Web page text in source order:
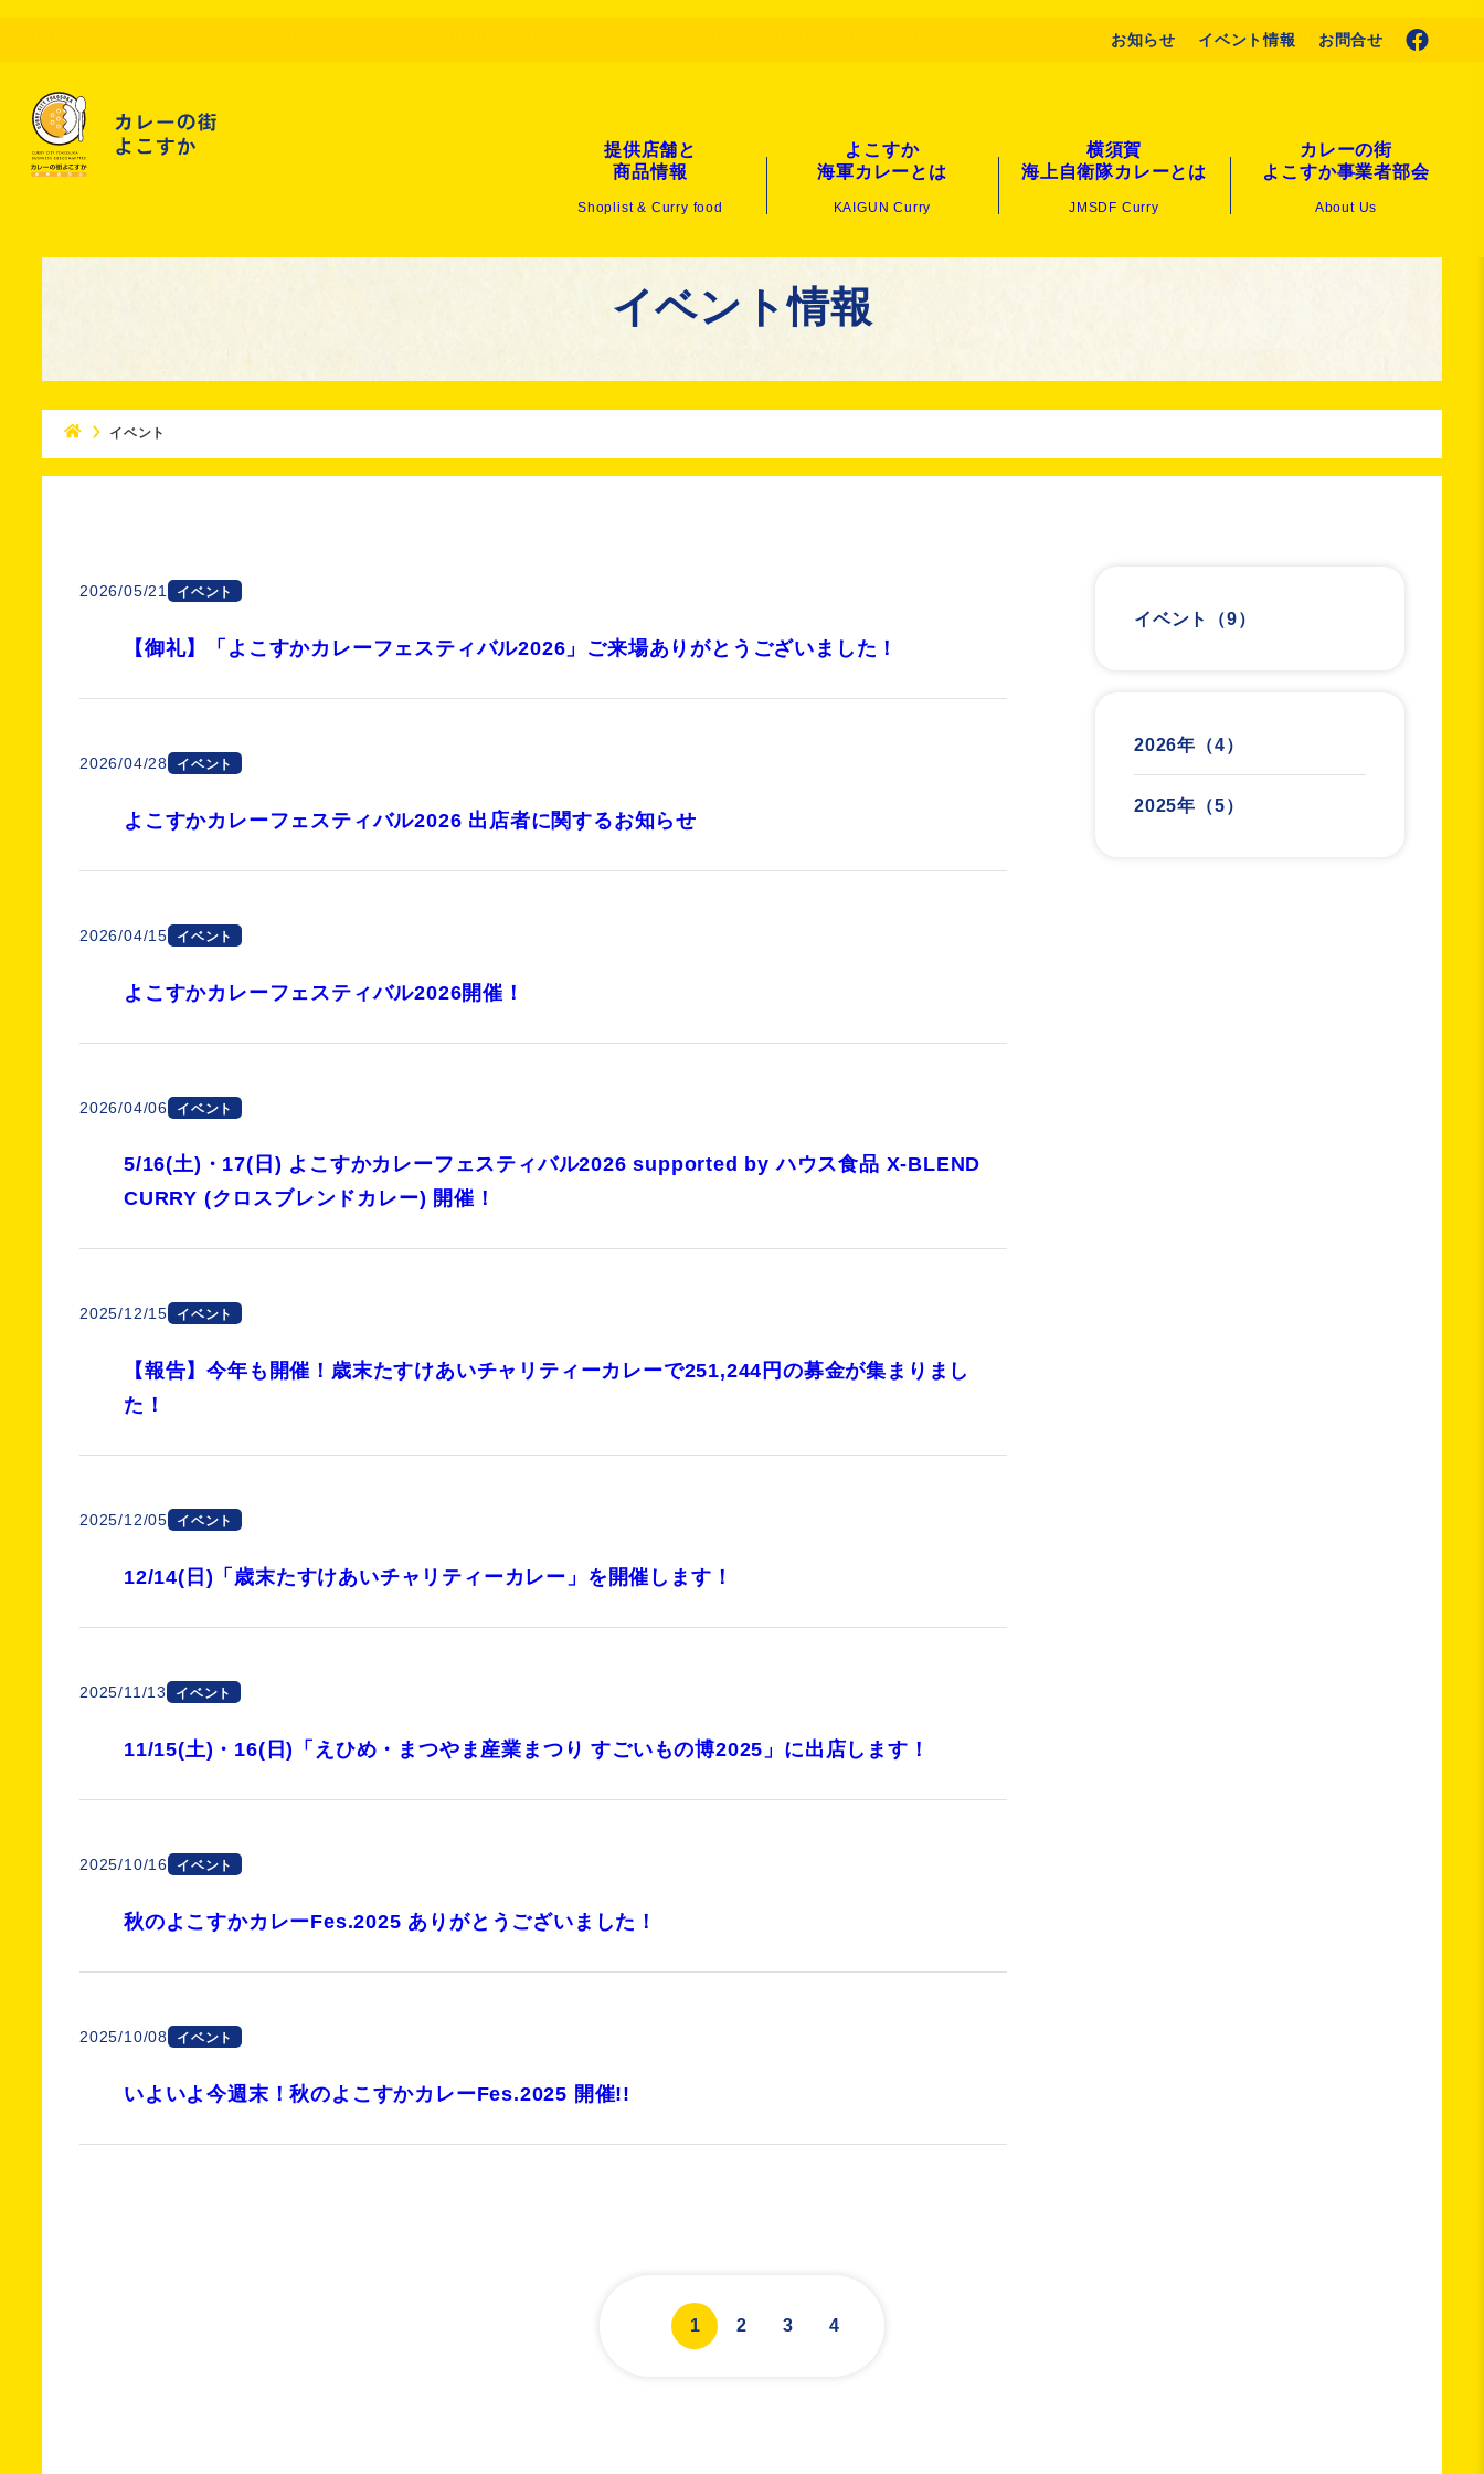
/home/xs155028/kaigun-curry.net/public_html/wp-content/themes/yokosuka_curry/header.phpon line 145
お知らせ イベント情報 お問合せ
提供店舗と
商品情報
Shoplist & Curry food
よこすか
海軍カレーとは
KAIGUN Curry
横須賀
海上自衛隊カレーとは
JMSDF Curry
カレーの街
よこすか事業者部会
About Us
イベント情報
イベント
2026/05/21 イベント
【御礼】「よこすかカレーフェスティバル2026」ご来場ありがとうございました！
2026/04/28 イベント
よこすかカレーフェスティバル2026 出店者に関するお知らせ
2026/04/15 イベント
よこすかカレーフェスティバル2026開催！
2026/04/06 イベント
5/16(土)・17(日) よこすかカレーフェスティバル2026 supported by ハウス食品 X-BLEND
CURRY (クロスブレンドカレー) 開催！
2025/12/15 イベント
【報告】今年も開催！歳末たすけあいチャリティーカレーで251,244円の募金が集まりまし
た！
2025/12/05 イベント
12/14(日)「歳末たすけあいチャリティーカレー」を開催します！
2025/11/13 イベント
11/15(土)・16(日)「えひめ・まつやま産業まつり すごいもの博2025」に出店します！
2025/10/16 イベント
秋のよこすかカレーFes.2025 ありがとうございました！
2025/10/08 イベント
いよいよ今週末！秋のよこすかカレーFes.2025 開催!!
イベント （9）
2026年 （4）
2025年 （5）
1 2 3 4